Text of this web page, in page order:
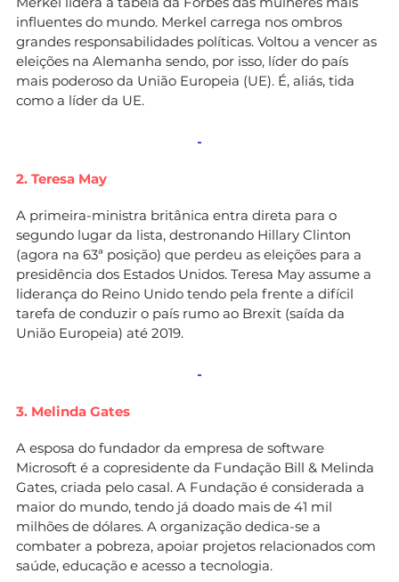
influentes do mundo. Merkel carrega nos ombros
grandes responsabilidades políticas. Voltou a vencer as
eleições na Alemanha sendo, por isso, líder do país
mais poderoso da União Europeia (UE). É, aliás, tida
como a líder da UE.
2. Teresa May
A primeira-ministra britânica entra direta para o
segundo lugar da lista, destronando Hillary Clinton
(agora na 63ª posição) que perdeu as eleições para a
presidência dos Estados Unidos. Teresa May assume a
liderança do Reino Unido tendo pela frente a difícil
tarefa de conduzir o país rumo ao Brexit (saída da
União Europeia) até 2019.
3. Melinda Gates
A esposa do fundador da empresa de software
Microsoft é a copresidente da Fundação Bill & Melinda
Gates, criada pelo casal. A Fundação é considerada a
maior do mundo, tendo já doado mais de 41 mil
milhões de dólares. A organização dedica-se a
combater a pobreza, apoiar projetos relacionados com
saúde, educação e acesso a tecnologia.